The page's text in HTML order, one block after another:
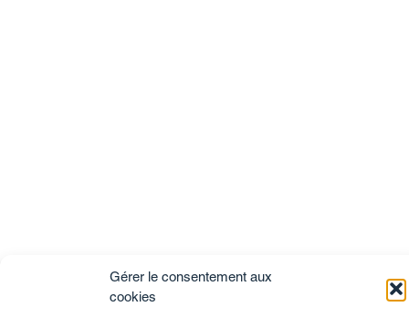
Gérer le consentement aux
cookies